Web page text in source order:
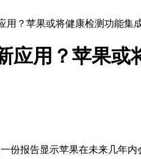
用？苹果或将健康检测功能集
应用？苹果或
份报告显示苹果在未来几年